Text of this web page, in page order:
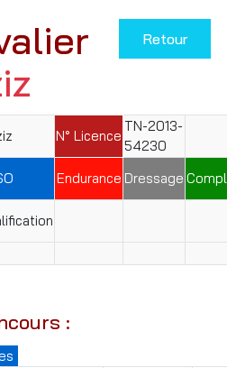
Retour
N° Licence
TN-2013-
54230
Endurance Dressage
: